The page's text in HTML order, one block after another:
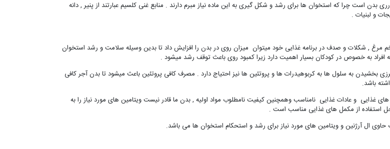
بدن است چرا که استخوان ها برای رشد و شکل گیری به این ماده نیاز مبرم دارند . منابع غنی کلسیم عبارتند از پنیر , دانه
و لبنیات .
مرغ , شکلات و صدف در برنامه غذایی خود میتوان میزان روی در بدن را افزایش داد تا بدین وسیله سلامت و رشد استخوان
افراد به خصوص در کودکان بسیار اهمیت دارد زیرا کمبود روی باعث توقف رشد میشود .
بخشیدن به سلول ها به کربوهیدرات ها و پروتئین ها نیز احتیاج دارد . مصرف کافی پروتئین باعث میشود تا بدن آجر کافی
باشد.
های غذایی و عادات غذایی نامناسب وهمچنین کیفیت نامطلوب مواد اولیه , بدن ما قادر نیست ویتامین های مورد نیاز را به
حل استفاده از مکمل های غذایی مناسب است .
ال آرژنین و ویتامین های مورد نیاز برای رشد و استحکام استخوان ها می باشد.